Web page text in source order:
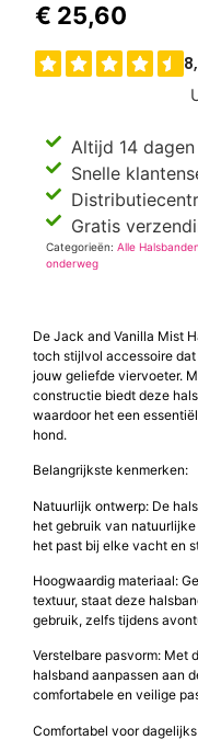
€ 25,60
Altijd 14
Snelle
Gratis
Categorieën:Alle Halsbanden
onderweg
De Jack and Vanilla Mist
toch stijlvol accessoire
jouw geliefde viervoeter.
constructie biedt deze
waardoor het een
hond.
Belangrijkste kenmerken:
Natuurlijk ontwerp: De
het gebruik van
het past bij elke vacht en
Hoogwaardig materiaal:
textuur, staat deze
gebruik, zelfs tijdens
Verstelbare pasvorm: Met
halsband aanpassen aan
comfortabele en veilige
Comfortabel voor